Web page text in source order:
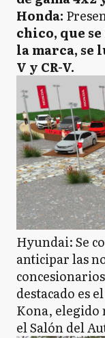
Honda:
chico, que
la marca, se
V y CR-V.
Hyundai: Se
anticipar las
destacado es
Kona, elegido
el Salón del